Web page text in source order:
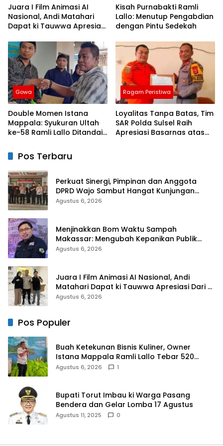
Juara I Film Animasi AI
Nasional, Andi Matahari
Dapat ki Tauwwa Apresiasi
Kisah Purnabakti Ramli
Lallo: Menutup Pengabdian
dengan Pintu Sedekah
Gowa
Double Momen Istana
Mappala: Syukuran Ultah
ke-58 Ramli Lallo Ditandai
Ibadah
Ragam Peristiwa
Loyalitas Tanpa Batas, Tim
SAR Polda Sulsel Raih
Apresiasi Basarnas atas
Pos Terbaru
Perkuat Sinergi, Pimpinan dan Anggota
DPRD Wajo Sambut Hangat Kunjungan
Silaturahmi Kapolres Wajo yang Baru
Agustus 6, 2026
Menjinakkan Bom Waktu Sampah
Makassar: Mengubah Kepanikan Publik
Menjadi Revolusi Berbasis RT
Agustus 6, 2026
Juara I Film Animasi AI Nasional, Andi
Matahari Dapat ki Tauwwa Apresiasi Dari
Kapolres Bulukumba
Agustus 6, 2026
Pos Populer
Buah Ketekunan Bisnis Kuliner, Owner
Istana Mappala Ramli Lallo Tebar 520
Paket Sembako di Gowa
Agustus 6, 2026 1
Bupati Torut Imbau ki Warga Pasang
Bendera dan Gelar Lomba 17 Agustus
Agustus 11, 2025 0